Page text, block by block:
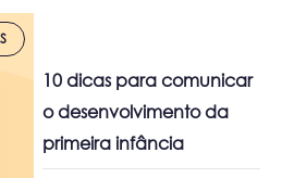
10 dicas para comunicar
o desenvolvimento da
primeira infância